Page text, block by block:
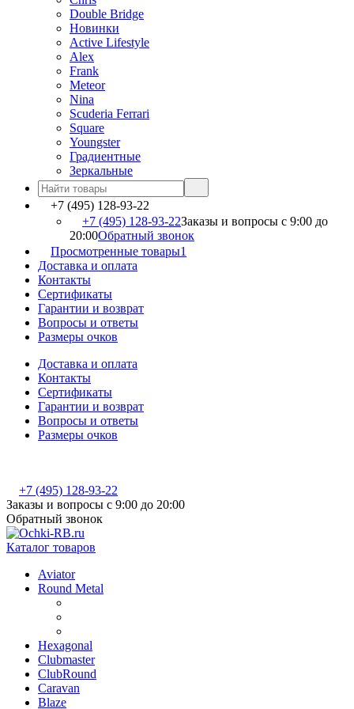
Double Bridge
Новинки
Active Lifestyle
Alex
Frank
Meteor
Nina
Scuderia Ferrari
Square
Youngster
Градиентные
Зеркальные
+7 (495) 128-93-22
+7 (495) 128-93-22Заказы и вопросы с 9:00 до
20:00Обратный звонок
Просмотренные товары1
Доставка и оплата
Контакты
Сертификаты
Гарантии и возврат
Вопросы и ответы
Размеры очков
Доставка и оплата
Контакты
Сертификаты
Гарантии и возврат
Вопросы и ответы
Размеры очков
+7 (495) 128-93-22
Заказы и вопросы с 9:00 до 20:00
Обратный звонок
Каталог товаров
Aviator
Round Metal
Hexagonal
Clubmaster
ClubRound
Caravan
Blaze